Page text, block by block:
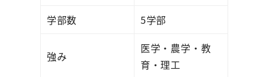
学部数
5学部
強み
医学・農学・教
育・理工